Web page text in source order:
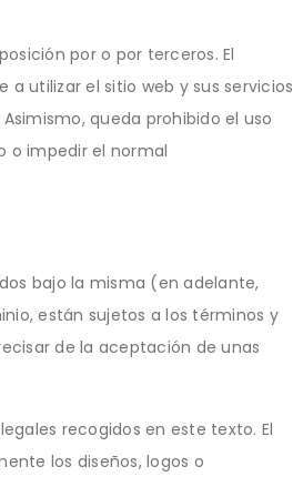
por o por terceros. El
utilizar el sitio web y sus servicios
queda prohibido el uso
o impedir el normal
bajo la misma (en adelante,
están sujetos a los términos y
de la aceptación de unas
recogidos en este texto. El
los diseños, logos o